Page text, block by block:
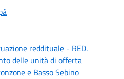
reddituale - RED.
delle unità di offerta
e Basso Sebino